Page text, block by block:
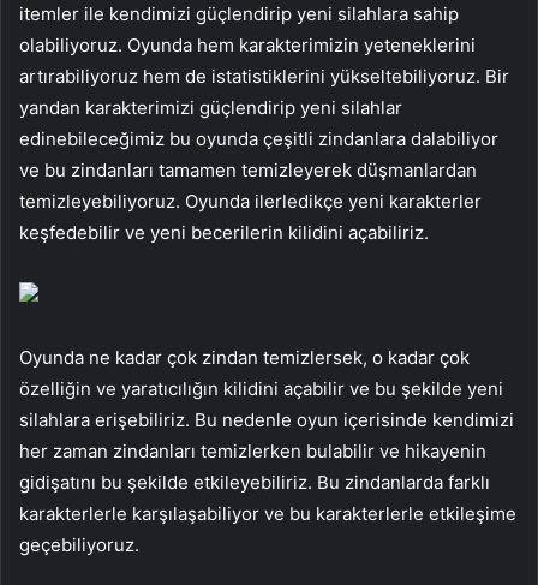
itemler ile kendimizi güçlendirip yeni silahlara sahip
olabiliyoruz. Oyunda hem karakterimizin yeteneklerini
artırabiliyoruz hem de istatistiklerini yükseltebiliyoruz. Bir
yandan karakterimizi güçlendirip yeni silahlar
edinebileceğimiz bu oyunda çeşitli zindanlara dalabiliyor
ve bu zindanları tamamen temizleyerek düşmanlardan
temizleyebiliyoruz. Oyunda ilerledikçe yeni karakterler
keşfedebilir ve yeni becerilerin kilidini açabiliriz.
Oyunda ne kadar çok zindan temizlersek, o kadar çok
özelliğin ve yaratıcılığın kilidini açabilir ve bu şekilde yeni
silahlara erişebiliriz. Bu nedenle oyun içerisinde kendimizi
her zaman zindanları temizlerken bulabilir ve hikayenin
gidişatını bu şekilde etkileyebiliriz. Bu zindanlarda farklı
karakterlerle karşılaşabiliyor ve bu karakterlerle etkileşime
geçebiliyoruz.